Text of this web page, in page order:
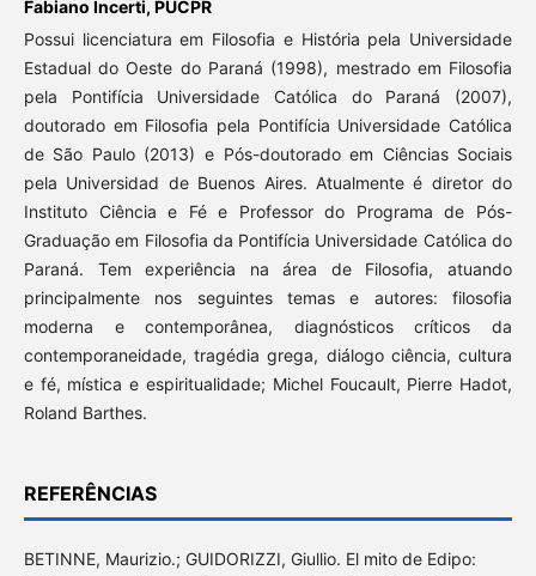
Fabiano Incerti, PUCPR
Possui licenciatura em Filosofia e História pela Universidade
Estadual do Oeste do Paraná (1998), mestrado em Filosofia
pela Pontifícia Universidade Católica do Paraná (2007),
doutorado em Filosofia pela Pontifícia Universidade Católica
de São Paulo (2013) e Pós-doutorado em Ciências Sociais
pela Universidad de Buenos Aires. Atualmente é diretor do
Instituto Ciência e Fé e Professor do Programa de Pós-
Graduação em Filosofia da Pontifícia Universidade Católica do
Paraná. Tem experiência na área de Filosofia, atuando
principalmente nos seguintes temas e autores: filosofia
moderna e contemporânea, diagnósticos críticos da
contemporaneidade, tragédia grega, diálogo ciência, cultura
e fé, mística e espiritualidade; Michel Foucault, Pierre Hadot,
Roland Barthes.
REFERÊNCIAS
BETINNE, Maurizio.; GUIDORIZZI, Giullio. El mito de Edipo: